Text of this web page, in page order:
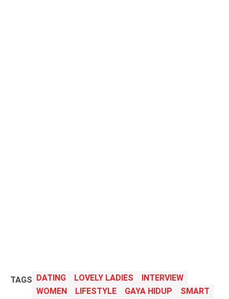
TAGS DATING LOVELY LADIES
INTERVIEW
WOMEN
LIFESTYLE GAYA HIDUP
SMART